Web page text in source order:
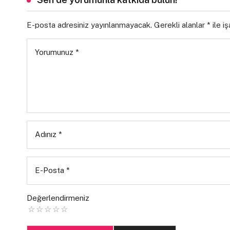
E-posta adresiniz yayınlanmayacak. Gerekli alanlar * ile
Yorumunuz *
Adınız *
E-Posta *
Değerlendirmeniz